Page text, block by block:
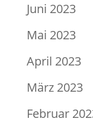
Juni 2023
Mai 2023
April 2023
März 2023
Februar